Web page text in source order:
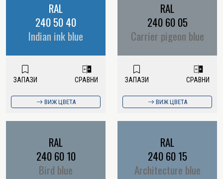
RAL
240 50 40
Indian ink blue
ЗАПАЗИ СРАВНИ
ВИЖ ЦВЕТА
RAL
240 60 05
Carrier pigeon blue
ЗАПАЗИ СРАВНИ
ВИЖ ЦВЕТА
RAL
240 60 10
Bird blue
RAL
240 60 15
Architecture blue